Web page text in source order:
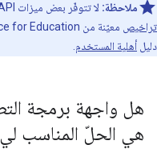
ملاحظة: لا تتوفّر بعض ميزات Classroom API إلا للمستخدمين الذين لديهم
تراخيص
دليل أهلية المستخدم
هي الحلّ المناسب